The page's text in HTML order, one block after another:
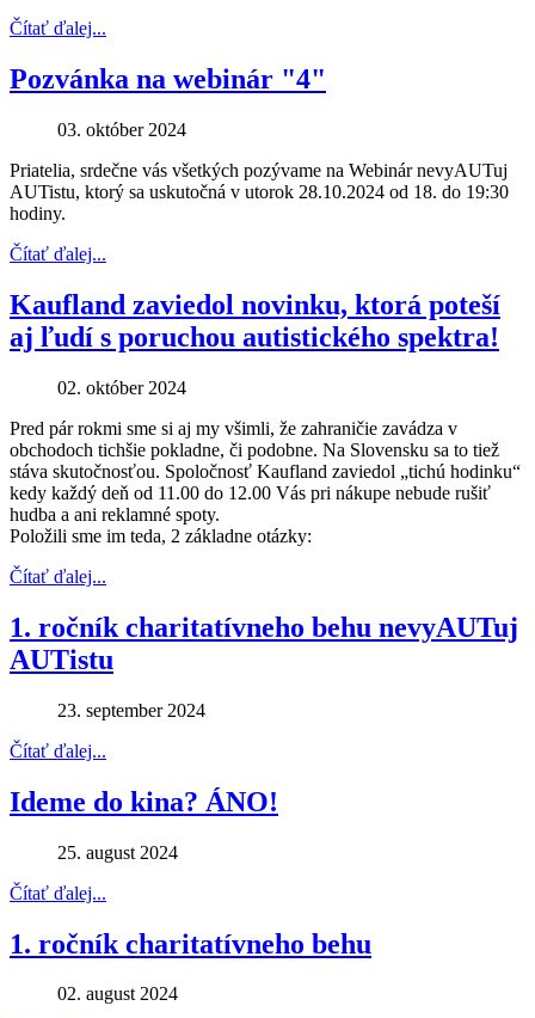
Čítať ďalej...
Pozvánka na webinár "4"
03. október 2024
Priatelia, srdečne vás všetkých pozývame na Webinár nevyAUTuj
AUTistu, ktorý sa uskutočná v utorok 28.10.2024 od 18. do 19:30
hodiny.
Čítať ďalej...
Kaufland zaviedol novinku, ktorá poteší
aj ľudí s poruchou autistického spektra!
02. október 2024
Pred pár rokmi sme si aj my všimli, že zahraničie zavádza v
obchodoch tichšie pokladne, či podobne. Na Slovensku sa to tiež
stáva skutočnosťou. Spoločnosť Kaufland zaviedol „tichú hodinku“
kedy každý deň od 11.00 do 12.00 Vás pri nákupe nebude rušiť
hudba a ani reklamné spoty.
Položili sme im teda, 2 základne otázky:
Čítať ďalej...
1. ročník charitatívneho behu nevyAUTuj
AUTistu
23. september 2024
Čítať ďalej...
Ideme do kina? ÁNO!
25. august 2024
Čítať ďalej...
1. ročník charitatívneho behu
02. august 2024